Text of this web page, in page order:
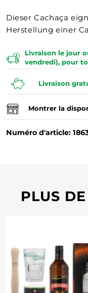
Dieser Cachaça
Herstellung einer
Livraison le jour
vendredi), pour
Livraison
Montrer la
Numéro d'article:
PLUS